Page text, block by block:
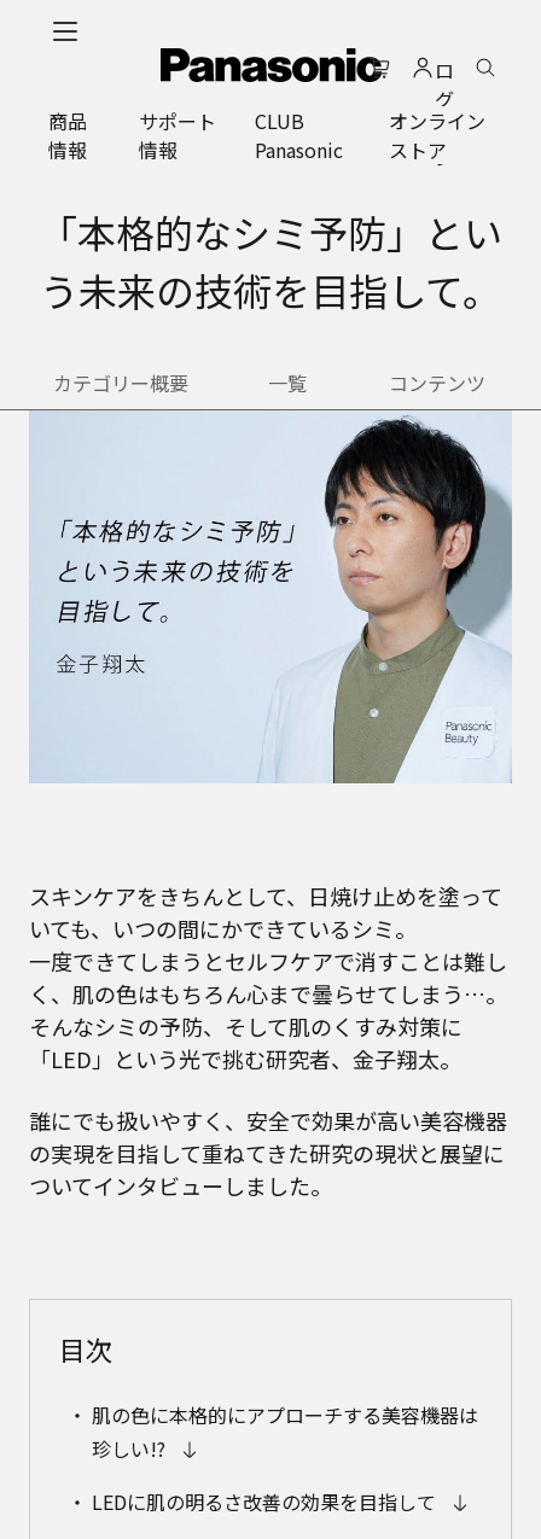
ロ
グ
イ
ン
商品
情報
サポート
情報
CLUB
Panasonic
オンライン
ストア
「本格的なシミ予防」とい
う未来の技術を目指して。
カテゴリー概要 一覧 コンテンツ
スキンケアをきちんとして、日焼け止めを塗って
いても、いつの間にかできているシミ。
一度できてしまうとセルフケアで消すことは難し
く、肌の色はもちろん心まで曇らせてしまう…。
そんなシミの予防、そして肌のくすみ対策に
「LED」という光で挑む研究者、金子翔太。
誰にでも扱いやすく、安全で効果が高い美容機器
の実現を目指して重ねてきた研究の現状と展望に
ついてインタビューしました。
目次
肌の色に本格的にアプローチする美容機器は
珍しい!?
LEDに肌の明るさ改善の効果を目指して